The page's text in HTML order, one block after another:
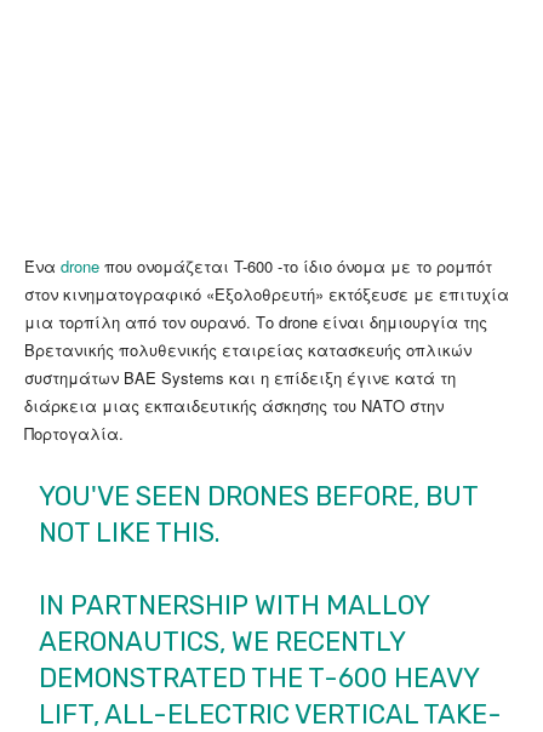
Ένα drone που ονομάζεται T-600 -το ίδιο όνομα με το ρομπότ
στον κινηματογραφικό «Εξολοθρευτή» εκτόξευσε με επιτυχία
μια τορπίλη από τον ουρανό. Το drone είναι δημιουργία της
Βρετανικής πολυθενικής εταιρείας κατασκευής οπλικών
συστημάτων BAE Systems και η επίδειξη έγινε κατά τη
διάρκεια μιας εκπαιδευτικής άσκησης του ΝΑΤΟ στην
Πορτογαλία.
YOU'VE SEEN DRONES BEFORE, BUT
NOT LIKE THIS.
IN PARTNERSHIP WITH MALLOY
AERONAUTICS, WE RECENTLY
DEMONSTRATED THE T-600 HEAVY
LIFT, ALL-ELECTRIC VERTICAL TAKE-